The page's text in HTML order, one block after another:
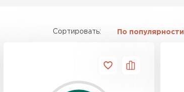
Сортировать: По популярности